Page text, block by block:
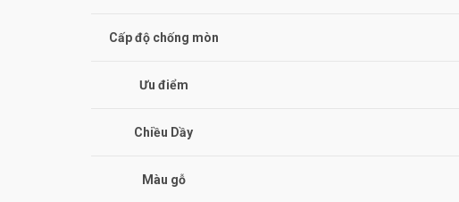
Cấp độ chống mòn
Ưu điểm
Chiều Dầy
Màu gỗ